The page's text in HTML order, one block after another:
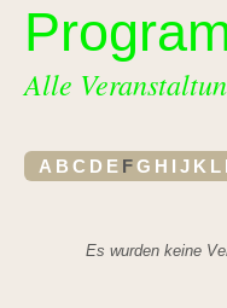
Alle
A B C D E FG H I J K L
Es wurden keine